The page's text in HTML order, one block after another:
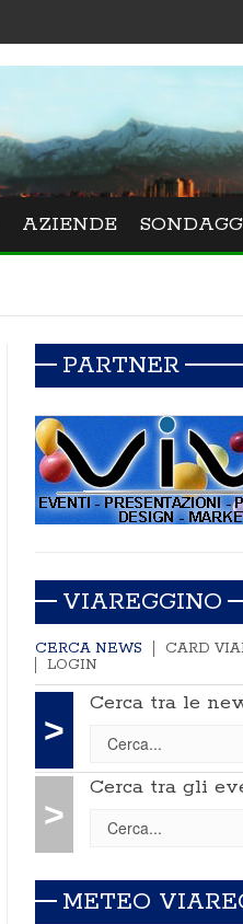
Festival La
AZIENDE
PARTNER
VIAREGGINO
CERCA NEWS
CARD
LOGIN
>
Cerca tra le
>
Cerca tra gli
METEO